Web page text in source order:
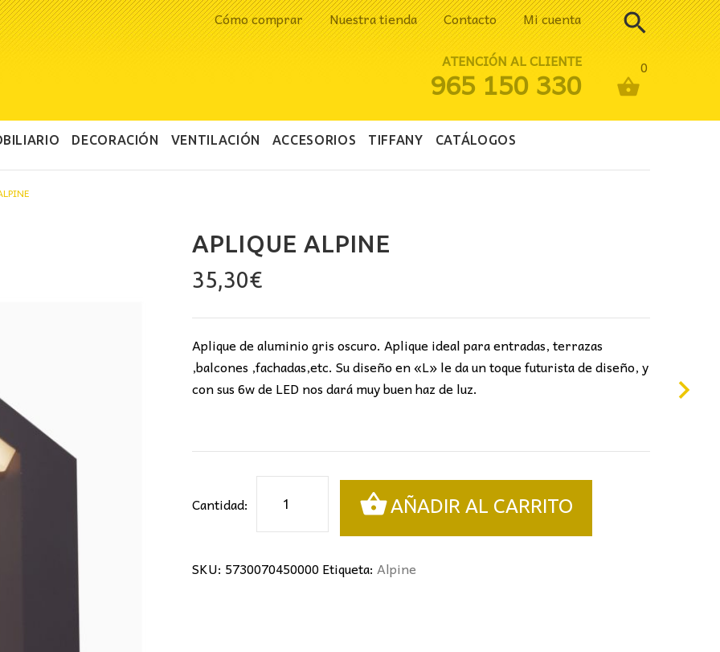
Cómo comprar Nuestra tienda Contacto Mi cuenta
0
ATENCIÓN AL CLIENTE
965 150 330
DECORACIÓN VENTILACIÓN ACCESORIOS TIFFANY CATÁLOGOS
APLIQUE ALPINE
35,30€
Aplique de aluminio gris oscuro. Aplique ideal para entradas, terrazas
,balcones ,fachadas,etc. Su diseño en «L» le da un toque futurista de diseño, y
con sus 6w de LED nos dará muy buen haz de luz.
Cantidad:
ALPINE
cantidad
AÑADIR AL CARRITO
SKU: 5730070450000Etiqueta: Alpine